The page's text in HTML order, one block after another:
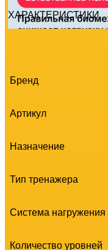
ХАРАКТЕРИСТИКИ
Бренд
Артикул
Назначение
Тип тренажера
Система нагружения
Количество уровней